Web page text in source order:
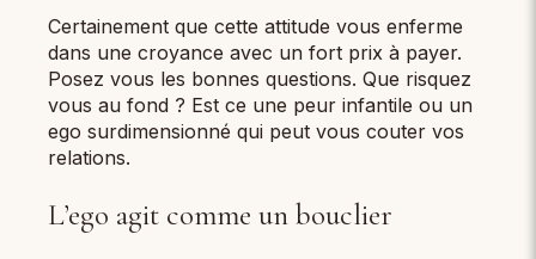
Certainement que cette attitude vous enferme
dans une croyance avec un fort prix à payer.
Posez vous les bonnes questions. Que risquez
vous au fond ? Est ce une peur infantile ou un
ego surdimensionné qui peut vous couter vos
relations.
L’ego agit comme un bouclier